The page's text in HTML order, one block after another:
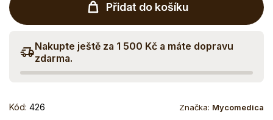
Přidat do košíku
Nakupte ještě za 1 500 Kč a máte dopravu
zdarma.
Kód: 426 Značka: Mycomedica